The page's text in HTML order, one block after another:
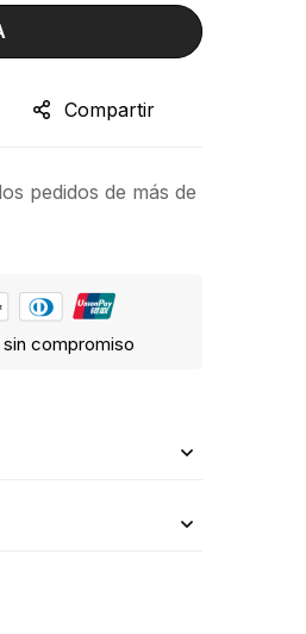
Compartir
pedidos de más de
sin compromiso